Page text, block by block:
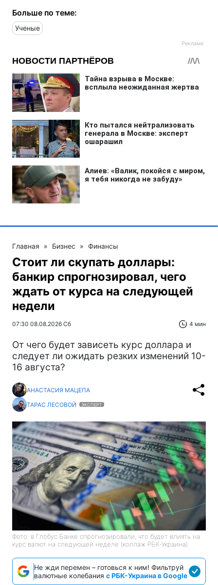
Больше по теме:
Ученые
Главная » Бизнес » Финансы
Стоит ли скупать доллары:
банкир спрогнозировал, чего
ждать от курса на следующей
недели
07:30 08.08.2026 Сб 4 мин
От чего будет зависеть курс доллара и
следует ли ожидать резких изменений 10-
16 августа?
АНАСТАСИЯ МАЦЕПА
ТАРАС ЛЕСОВОЙ
ЭКСПЕРТ
Фото: в Глобус Банке спрогнозировали, что будет влиять на
курс валют на следующей неделе (коллаж РБК-Украина)
Не жди перемен – готовься к ним! Фильтруй
валютные колебания с РБК-Украина в Google